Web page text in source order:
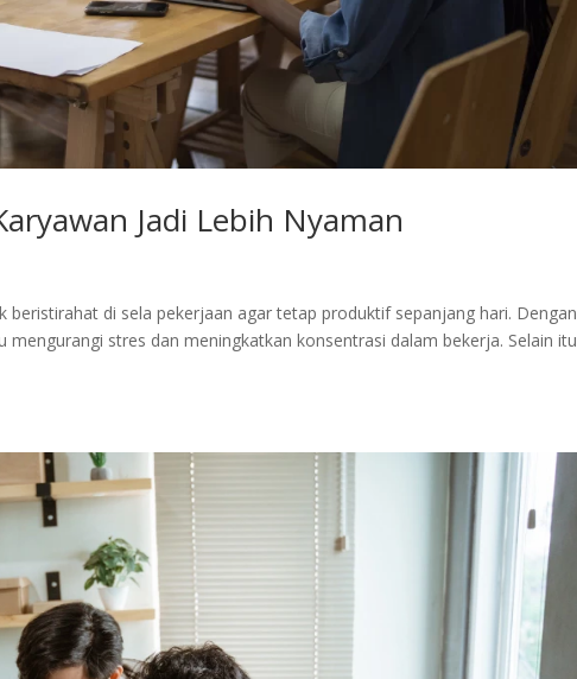
Jadi Lebih Nyaman
di sela pekerjaan agar tetap produktif sepanjang hari. Dengan
stres dan meningkatkan konsentrasi dalam bekerja. Selain itu